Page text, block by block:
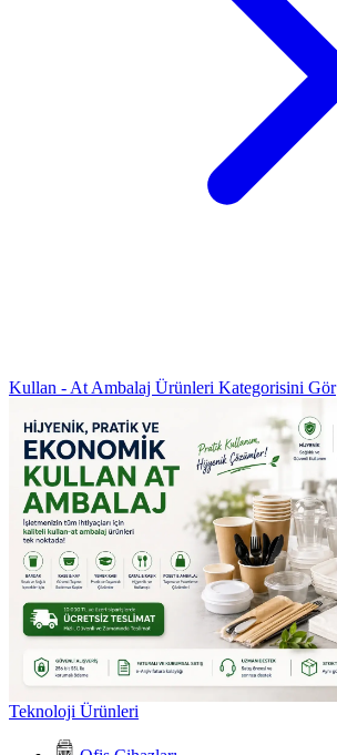
Kullan - At Ambalaj Ürünleri Kategorisini Gör
Teknoloji Ürünleri